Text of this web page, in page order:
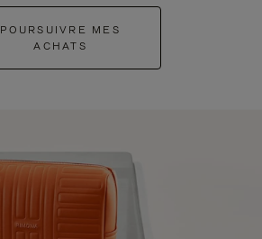
POURSUIVRE MES
ACHATS